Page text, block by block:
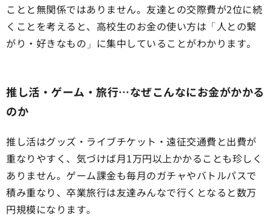
ことと無関係ではありません。友達との交際費が2位に続
くことを考えると、高校生のお金の使い方は「人との繋
がり・好きなもの」に集中していることがわかります。
推し活・ゲーム・旅行…なぜこんなにお金がかかる
のか
推し活はグッズ・ライブチケット・遠征交通費と出費が
重なりやすく、気づけば月1万円以上かかることも珍しく
ありません。ゲーム課金も毎月のガチャやバトルパスで
積み重なり、卒業旅行は友達みんなで行くとなると数万
円規模になります。